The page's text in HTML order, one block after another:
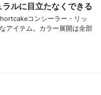
ルに目立たなくできる
コンシーラー・リッ
アイテム。カラー展開は全部